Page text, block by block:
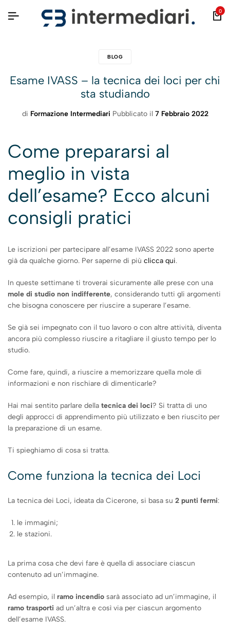
0
BLOG
Esame IVASS – la tecnica dei loci per chi
sta studiando
di Formazione Intermediari Pubblicato il 7 Febbraio 2022
Come prepararsi al
meglio in vista
dell’esame? Ecco alcuni
consigli pratici
Le iscrizioni per partecipare all’esame IVASS 2022 sono aperte
già da qualche giorno. Per saperne di più clicca qui.
In queste settimane ti troverai sicuramente alle prese con una
mole di studio non indifferente, considerando tutti gli argomenti
che bisogna conoscere per riuscire a superare l’esame.
Se già sei impegnato con il tuo lavoro o con altre attività, diventa
ancora più complesso riuscire a ritagliare il giusto tempo per lo
studio.
Come fare, quindi, a riuscire a memorizzare quella mole di
informazioni e non rischiare di dimenticarle?
Hai mai sentito parlare della tecnica dei loci? Si tratta di uno
degli approcci di apprendimento più utilizzato e ben riuscito per
la preparazione di un esame.
Ti spieghiamo di cosa si tratta.
Come funziona la tecnica dei Loci
La tecnica dei Loci, ideata da Cicerone, si basa su 2 punti fermi:
le immagini;
le stazioni.
La prima cosa che devi fare è quella di associare ciascun
contenuto ad un’immagine.
Ad esempio, il ramo incendio sarà associato ad un’immagine, il
ramo trasporti ad un’altra e così via per ciascun argomento
dell’esame IVASS.